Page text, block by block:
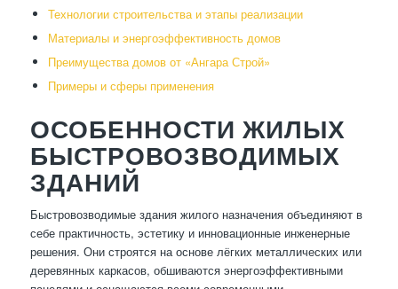
Технологии строительства и этапы реализации
Материалы и энергоэффективность домов
Преимущества домов от «Ангара Строй»
Примеры и сферы применения
ОСОБЕННОСТИ ЖИЛЫХ
БЫСТРОВОЗВОДИМЫХ
ЗДАНИЙ
Быстровозводимые здания жилого назначения объединяют в
себе практичность, эстетику и инновационные инженерные
решения. Они строятся на основе лёгких металлических или
деревянных каркасов, обшиваются энергоэффективными